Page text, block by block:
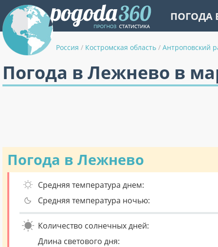
ПОГОДА
Россия / Костромская область / Антроповский
Погода в Лежнево в
Погода в Лежнево
Средняя температура днем:
Средняя температура ночью:
Количество солнечных дней:
Длина светового дня: